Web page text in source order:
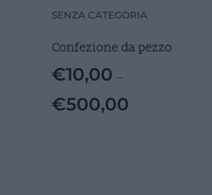
SENZA CATEGORIA
Confezione da pezzo
€10,00 –
€500,00